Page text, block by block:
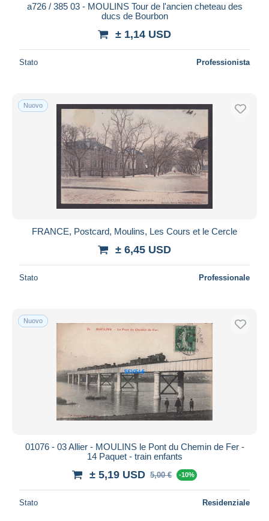
a726 / 385 03 - MOULINS Tour de l'ancien cheteau des
ducs de Bourbon
± 1,14 USD
Stato Professionista
Nuovo
FRANCE, Postcard, Moulins, Les Cours et le Cercle
± 6,45 USD
Stato Professionale
Nuovo
01076 - 03 Allier - MOULINS le Pont du Chemin de Fer -
14 Paquet - train enfants
± 5,19 USD 5,00 € -10%
Stato Residenziale